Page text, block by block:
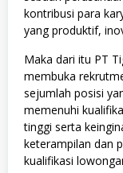
kontribusi para
yang produktif,
Maka dari itu PT
membuka
sejumlah posisi
memenuhi
tinggi serta
keterampilan dan
kualifikasi